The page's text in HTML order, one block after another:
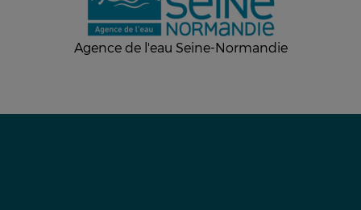
Agence de l'eau Seine-Normandie